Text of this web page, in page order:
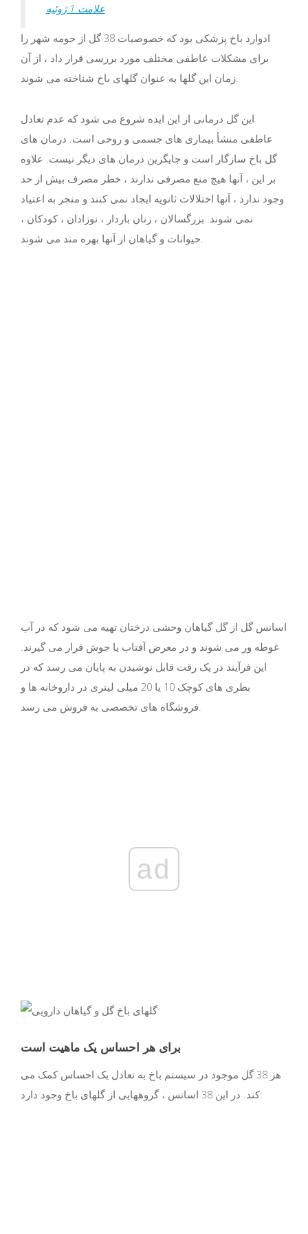
علامت 1 ژوئیه
ادوارد باخ پزشکی بود که خصوصیات 38 گل از حومه شهر را
برای مشکلات عاطفی مختلف مورد بررسی قرار داد ، از آن
زمان این گلها به عنوان گلهای باخ شناخته می شوند.
این گل درمانی از این ایده شروع می شود که عدم تعادل
عاطفی منشأ بیماری های جسمی و روحی است. درمان های
گل باخ سازگار است و جایگزین درمان های دیگر نیست. علاوه
بر این ، آنها هیچ منع مصرفی ندارند ، خطر مصرف بیش از حد
وجود ندارد ، آنها اختلالات ثانویه ایجاد نمی کنند و منجر به اعتیاد
نمی شوند. بزرگسالان ، زنان باردار ، نوزادان ، کودکان ،
اسانس گل از گل گیاهان وحشی درختان تهیه می شود که در آب
غوطه ور می شوند و در معرض آفتاب یا جوش قرار می گیرند.
این فرآیند در یک رقت قابل نوشیدن به پایان می رسد که در
بطری های کوچک 10 یا 20 میلی لیتری در داروخانه ها و
فروشگاه های تخصصی به فروش می رسد.
ad
برای هر احساس یک ماهیت است
هر 38 گل موجود در سیستم باخ به تعادل یک احساس کمک می
کند. در این 38 اسانس ، گروههایی از گلهای باخ وجود دارد: